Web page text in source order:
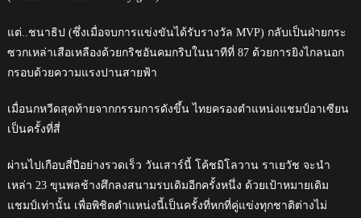
แต่..ชนาธิป (ซึ่งเมื่อจบการแข่งขันได้รับรางวัล MVP) กลับเป็นฝ่ายกระ
ซวกเหล่าเสือเหลืองด้วยกริชอันคมกริบในนาทีที่ 87 ด้วยการยิงไกลนอก
กรอบด้วยความแรงปานสายฟ้า
เมื่อนกหวีดสุดท้ายจากกรรมการดังขึ้น ไทยครองตำแหน่งแชมป์อาเซียน
เป็นครั้งที่สี่
ผ่านไปเกือบสี่ปีอย่างรวดเร็ว วันเสาร์นี้ โค้ชมิโลวาน ราเยวัช จะนำ
เหล่า 23 ขุนพลช้างศึกลงสนามรบเดิมอีกครั้งหนึ่ง ด้วยเป้าหมายเดิม
แชมป์เท่านั้น เพื่อพิชิตตำแหน่งนี้เป็นครั้งที่หกที่คู่แข่งทุกชาติต่างไม่